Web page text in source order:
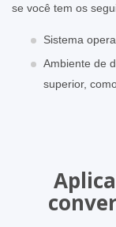
se você tem os
Sistema
Ambiente de
superior,